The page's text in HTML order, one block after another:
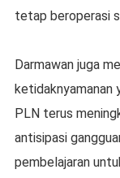
tetap beroperasi
Darmawan juga
ketidaknyamanan
PLN terus
antisipasi
pembelajaran